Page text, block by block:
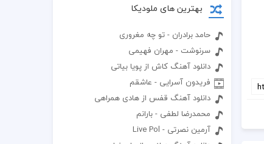
بهترین های ملودیکا
حامد برادران - تو چه مغروری
سرنوشت - مهران فهیمی
دانلود آهنگ کاش از پویا بیاتی
فریدون آسرایی - عاشقم
دانلود آهنگ قفس از هادی همراهی
محمدرضا لطفی - بارانم
آرمین نصرتی - Live Pol